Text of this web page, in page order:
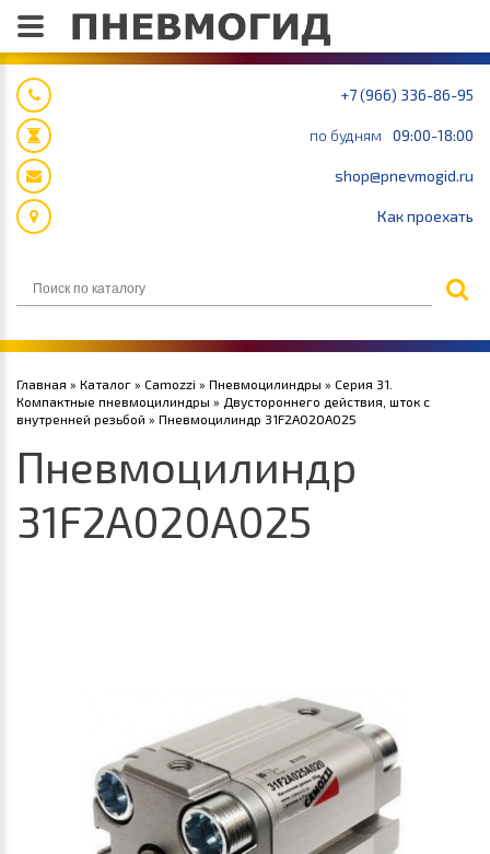
+7 (966) 336-86-95
по будням 09:00-18:00
shop@pnevmogid.ru
Как проехать
Главная » Каталог » Camozzi » Пневмоцилиндры » Серия 31.
Компактные пневмоцилиндры » Двустороннего действия, шток с
внутренней резьбой » Пневмоцилиндр 31F2A020A025
Пневмоцилиндр
31F2A020A025